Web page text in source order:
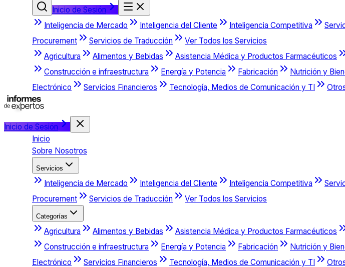
Inicio de Sesión
Inteligencia de Mercado
Inteligencia del Cliente Inteligencia Competitiva
Procurement
Servicios de Traducción
Ver Todos los Servicios
Agricultura
Alimentos y Bebidas Asistencia Médica y Productos Farmacéuticos
Construcción e infraestructura
Energía y Potencia Fabricación Nutrición y
Electrónico
Servicios Financieros Tecnología, Medios de Comunicación y TI
Inicio de Sesión
Inicio
Sobre Nosotros
Servicios
Inteligencia de Mercado Inteligencia del Cliente Inteligencia Competitiva
Procurement
Servicios de Traducción Ver Todos los Servicios
Categorías
Agricultura Alimentos y Bebidas Asistencia Médica y Productos Farmacéuticos
Construcción e infraestructura
Energía y Potencia Fabricación Nutrición y
Electrónico
Servicios Financieros Tecnología, Medios de Comunicación y TI